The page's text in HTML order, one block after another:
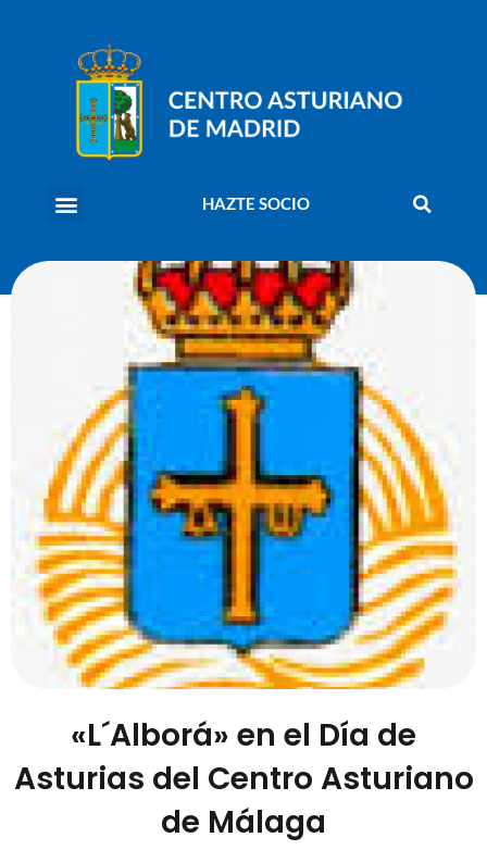
HAZTE SOCIO
«L´Alborá» en el Día de
Asturias del Centro Asturiano
de Málaga